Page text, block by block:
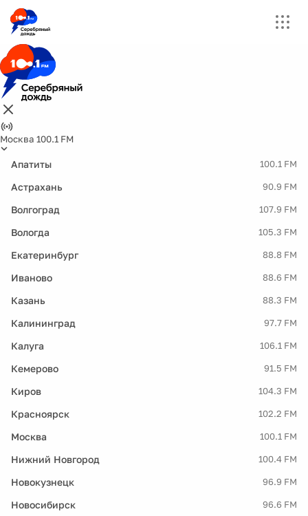
Москва 100.1 FM
Апатиты 100.1 FM
Астрахань 90.9 FM
Волгоград 107.9 FM
Вологда 105.3 FM
Екатеринбург 88.8 FM
Иваново 88.6 FM
Казань 88.3 FM
Калининград 97.7 FM
Калуга 106.1 FM
Кемерово 91.5 FM
Киров 104.3 FM
Красноярск 102.2 FM
Москва 100.1 FM
Нижний Новгород 100.4 FM
Новокузнецк 96.9 FM
Новосибирск 96.6 FM